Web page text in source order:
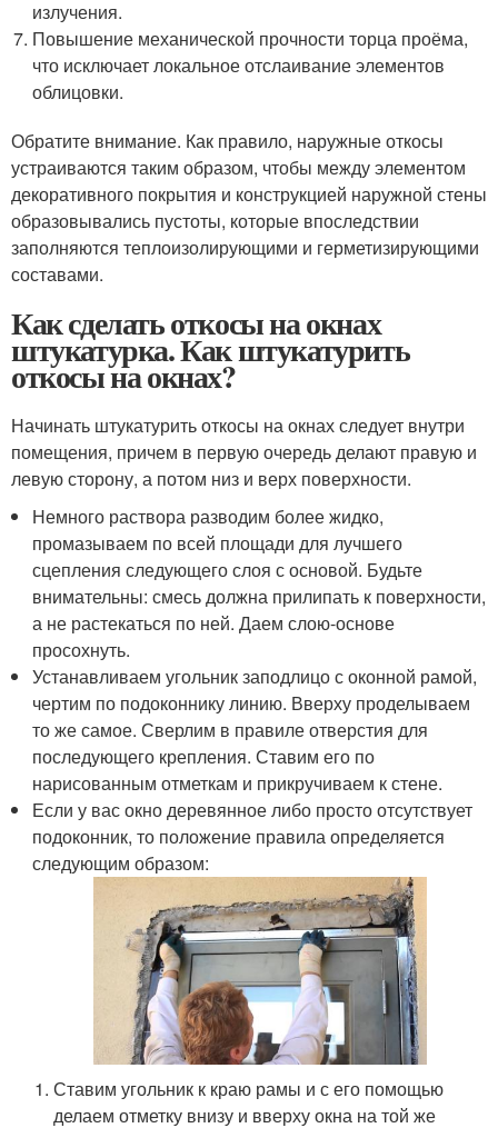
излучения.
Повышение механической прочности торца проёма,
что исключает локальное отслаивание элементов
облицовки.
Обратите внимание. Как правило, наружные откосы
устраиваются таким образом, чтобы между элементом
декоративного покрытия и конструкцией наружной стены
образовывались пустоты, которые впоследствии
заполняются теплоизолирующими и герметизирующими
составами.
Как сделать откосы на окнах
штукатурка. Как штукатурить
откосы на окнах?
Начинать штукатурить откосы на окнах следует внутри
помещения, причем в первую очередь делают правую и
левую сторону, а потом низ и верх поверхности.
Немного раствора разводим более жидко,
промазываем по всей площади для лучшего
сцепления следующего слоя с основой. Будьте
внимательны: смесь должна прилипать к поверхности,
а не растекаться по ней. Даем слою-основе
просохнуть.
Устанавливаем угольник заподлицо с оконной рамой,
чертим по подоконнику линию. Вверху проделываем
то же самое. Сверлим в правиле отверстия для
последующего крепления. Ставим его по
нарисованным отметкам и прикручиваем к стене.
Если у вас окно деревянное либо просто отсутствует
подоконник, то положение правила определяется
следующим образом:
Ставим угольник к краю рамы и с его помощью
делаем отметку внизу и вверху окна на той же